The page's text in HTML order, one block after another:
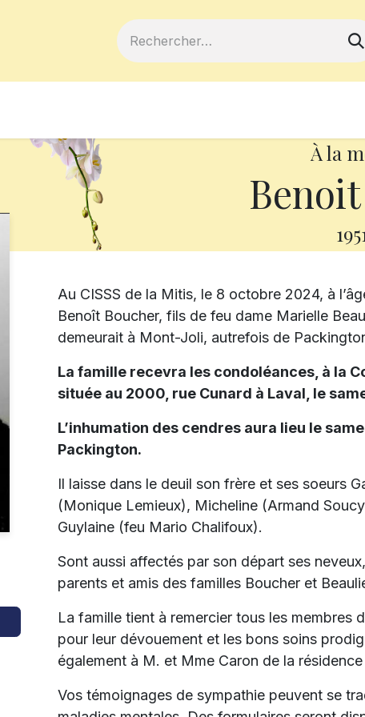
À la
Au CISSS de la Mitis, le 8 octobre 2024, à
Benoît Boucher, fils de feu dame Marielle
demeurait à Mont-Joli, autrefois de
La famille recevra les condoléances, à la
située au 2000, rue Cunard à Laval, le
L’inhumation des cendres aura lieu le
Packington.
Il laisse dans le deuil son frère et ses soeurs
(Monique Lemieux), Micheline (Armand
Guylaine (feu Mario Chalifoux).
Sont aussi affectés par son départ ses
parents et amis des familles Boucher et
La famille tient à remercier tous les membres
pour leur dévouement et les bons soins
également à M. et Mme Caron de la
Vos témoignages de sympathie peuvent se